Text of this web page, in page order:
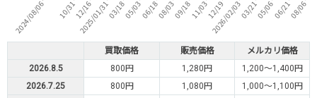
買取価格 販売価格
メルカリ価格
2026.8.5
800円 1,280円
1,200～1,400円
2026.7.25
800円 1,080円
1,000～1,100円